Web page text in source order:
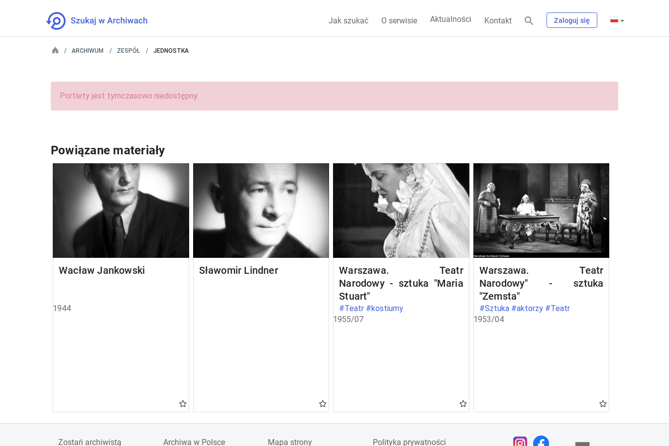
Jak szukać O serwisie Aktualności Kontakt Zaloguj się
ARCHIWUM ZESPÓŁ JEDNOSTKA
Portlety jest tymczasowo niedostępny.
Powiązane materiały
Wacław Jankowski
1944
Sławomir Lindner
Warszawa. Teatr
Narodowy - sztuka "Maria
Stuart"
#Teatr #kostiumy
1955/07
Warszawa. Teatr
Narodowy" - sztuka
"Zemsta"
#Sztuka #aktorzy #Teatr
1953/04
Zostań archiwistą Archiwa w Polsce Mapa strony Polityka prywatności